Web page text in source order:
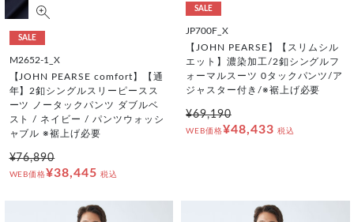
SALE
M2652-1_X
【JOHN PEARSE comfort】【通
年】2釦シングルスリーピースス
ーツ ノータックパンツ ダブルベ
スト / ネイビー / パンツウォッシ
ャブル ※裾上げ必要
¥76,890
WEB価格¥38,445 税込
SALE
JP700F_X
【JOHN PEARSE】【スリムシル
エット】濃染加工/2釦シングルフ
ォーマルスーツ 0タックパンツ/ア
ジャスター付き/※裾上げ必要
¥69,190
WEB価格¥48,433 税込